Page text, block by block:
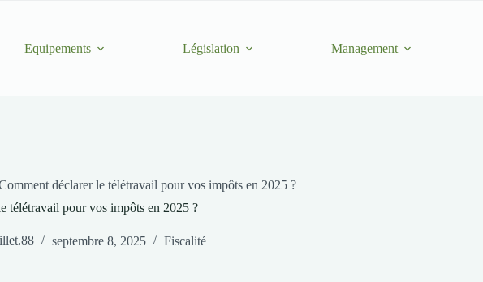
Equipements Législation Management
déclarer le télétravail pour vos impôts en 2025 ?
télétravail pour vos impôts en 2025 ?
septembre 8, 2025 Fiscalité